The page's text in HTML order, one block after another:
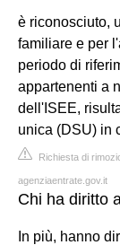
è riconosciuto,
familiare e per
periodo di
appartenenti a
dell'ISEE,
unica (DSU) in
Richiesta di
agenziaentrate.gov.it
Chi ha diritto
In più, hanno